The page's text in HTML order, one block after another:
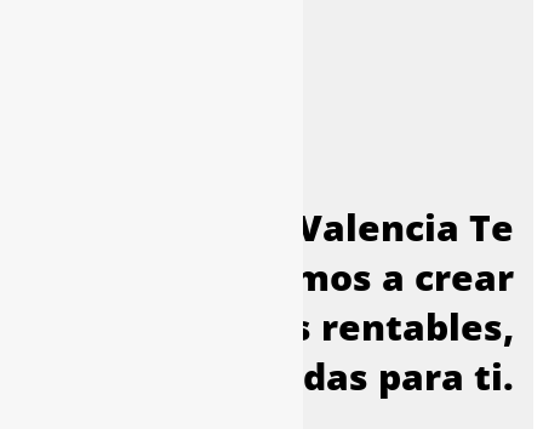
Agencia SEM Valencia Te
ayudamos a crear
campañas rentables,
diseñadas para ti.